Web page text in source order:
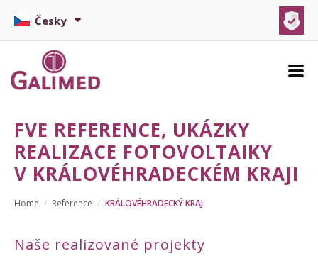
Česky
TEPELNÁ ČERPADLA
DOTACE
RECENZE
FVE REFERENCE, UKÁZKY
REALIZACE FOTOVOLTAIKY
V KRÁLOVÉHRADECKÉM KRAJI
Home Reference KRÁLOVÉHRADECKÝ KRAJ
Naše realizované projekty